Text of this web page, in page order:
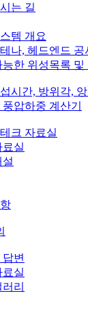
는 길
템 개요
나, 헤드엔드 공
능한 위성목록 및
시간, 방위각, 앙
압하중 계산기
크 자료실
료실
설
변
료실
리